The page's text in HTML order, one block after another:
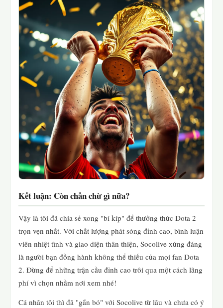
Kết luận: Còn chần chừ gì nữa?
Vậy là tôi đã chia sẻ xong "bí kíp" để thưởng thức Dota 2
trọn vẹn nhất. Với chất lượng phát sóng đỉnh cao, bình luận
viên nhiệt tình và giao diện thân thiện, Socolive xứng đáng
là người bạn đồng hành không thể thiếu của mọi fan Dota
2. Đừng để những trận cầu đỉnh cao trôi qua một cách lãng
phí vì chọn nhầm nơi xem nhé!
Cá nhân tôi thì đã "gắn bó" với Socolive từ lâu và chưa có ý